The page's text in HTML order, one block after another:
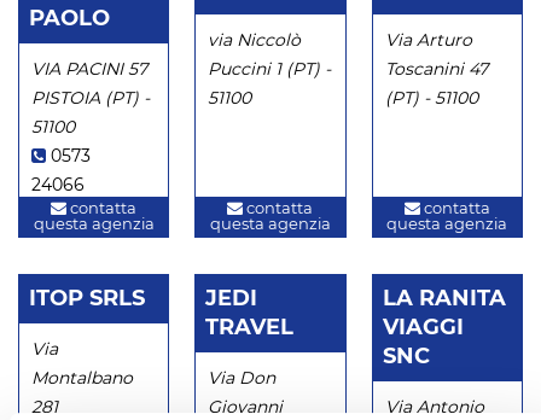
PAOLO
VIA PACINI 57
PISTOIA (PT) -
51100
0573
24066
contatta
questa agenzia
via Niccolò
Puccini 1 (PT) -
51100
contatta
questa agenzia
Via Arturo
Toscanini 47
(PT) - 51100
contatta
questa agenzia
ITOP SRLS
Via
Montalbano
281
JEDI
TRAVEL
Via Don
Giovanni
LA RANITA
VIAGGI
SNC
Via Antonio